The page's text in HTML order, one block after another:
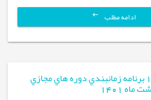
ادامه مطلب
اطلاعيه شماره 3-1 برنامه زمانبندي دوره هاي مجازي